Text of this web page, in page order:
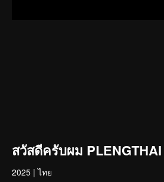
สวัสดีครับผม
2025 | ไทย